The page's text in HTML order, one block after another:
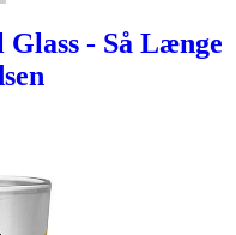
Glass - Så Længe